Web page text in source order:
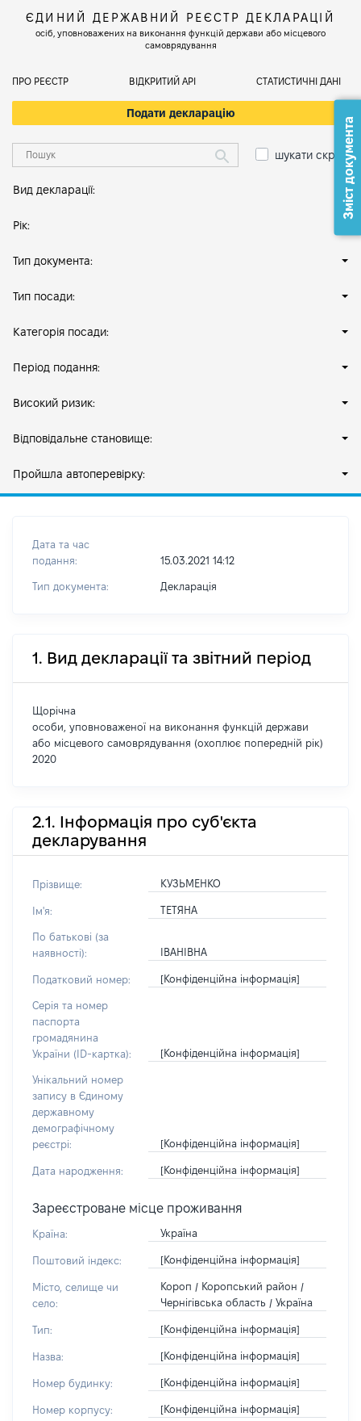
ЄДИНИЙ ДЕРЖАВНИЙ РЕЄСТР ДЕКЛАРАЦІЙ
осіб, уповноважених на виконання функцій держави або місцевого
самоврядування
ПРО РЕЄСТР ВІДКРИТИЙ АРІ СТАТИСТИЧНІ ДАНІ
Подати декларацію
шукати скрізь
Вид декларації:
Рік:
Тип документа:
Тип посади:
Категорія посади:
Період подання:
Високий ризик:
Відповідальне становище:
Пройшла автоперевірку:
Дата та час
подання:
15.03.2021 14:12
Тип документа: Декларація
1. Вид декларації та звітний період
Щорічна
особи, уповноваженої на виконання функцій держави
або місцевого самоврядування (охоплює попередній рік)
2020
2.1. Інформація про суб'єкта
декларування
Прізвище: КУЗЬМЕНКО
Ім'я: ТЕТЯНА
По батькові (за
наявності):
ІВАНІВНА
Податковий номер: [Конфіденційна інформація]
Серія та номер
паспорта
громадянина
України (ID-картка):
[Конфіденційна інформація]
Унікальний номер
запису в Єдиному
державному
демографічному
реєстрі:
[Конфіденційна інформація]
Дата народження: [Конфіденційна інформація]
Зареєстроване місце проживання
Країна: Україна
Поштовий індекс: [Конфіденційна інформація]
Місто, селище чи
село:
Короп / Коропський район /
Чернігівська область / Україна
Тип: [Конфіденційна інформація]
Назва: [Конфіденційна інформація]
Номер будинку: [Конфіденційна інформація]
Номер корпусу: [Конфіденційна інформація]
Зміст документа